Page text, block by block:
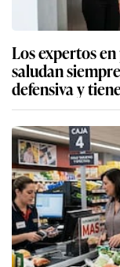
Los expertos
saludan
defensiva y